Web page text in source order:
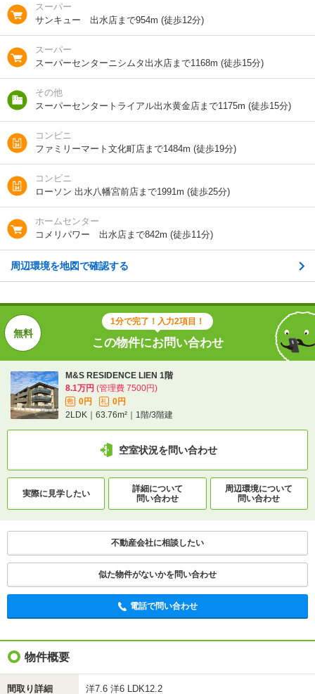
間取り / 専有面
積
2LDK /63.76m²
種別 / 構造
向き -
住所
交通 九州新幹線/出水駅 歩16分
この物件にお問い合わせ
M&S RESIDENCE LIEN 1階
8.1万円 (管理費 7500円)
敷 0円 礼
0円
2LDK｜63.76m²｜1階/3階建
空室状況を問い合わせ
問い合わせ
問い合わせ
電話で問い合わせ
スーパー
サンキュー 出水店まで954m (徒歩12分)
スーパー
スーパーセンターニシムタ出水店まで1168m (徒歩15分)
その他
スーパーセンタートライアル出水黄金店まで1175m (徒歩15分)
コンビニ
ファミリーマート文化町店まで1484m (徒歩19分)
コンビニ
ローソン 出水八幡宮前店まで1991m (徒歩25分)
ホームセンター
コメリパワー 出水店まで842m (徒歩11分)
周辺環境を地図で確認する
1分で完了！入力2項目！
この物件にお問い合わせ
M&S RESIDENCE LIEN 1階
8.1万円 (管理費 7500円)
敷 0円 礼
0円
2LDK｜63.76m²｜1階/3階建
空室状況を問い合わせ
実際に見学したい
詳細について
問い合わせ
周辺環境について
問い合わせ
不動産会社に相談したい
似た物件がないかを問い合わせ
電話で問い合わせ
物件概要
間取り詳細 洋7.6 洋6 LDK12.2